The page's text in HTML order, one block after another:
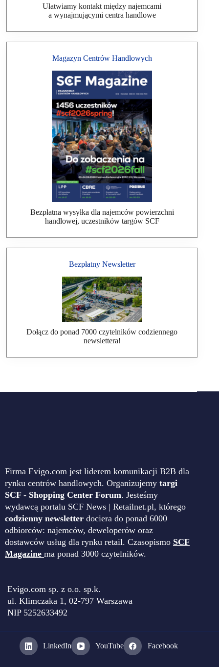
Ułatwiamy kontakt między najemcami
a wynajmującymi centra handlowe
Magazyn Centrów Handlowych
Bezpłatna wysyłka dla najemców powierzchni
handlowej, uczestników targów SCF
Bezpłatny Newsletter
Dołącz do ponad 7000 czytelników codziennego
newslettera!
Firma Evigo.com jest liderem komunikacji B2B dla
rynku centrów handlowych. Organizujemy targi
SCF - Shopping Center Forum. Jesteśmy
wydawcą portalu SCF News | Retailnet.pl, którego
codzienny newsletter dociera do ponad 6000
odbiorców: najemców, deweloperów oraz
dostawców usług dla rynku retail. Czasopismo SCF
Magazine ma ponad 3000 czytelników.
Evigo.com sp. z o.o. sp.k.
ul. Klimczaka 1, 02-797 Warszawa
NIP 5252633492
LinkedIn YouTube Facebook